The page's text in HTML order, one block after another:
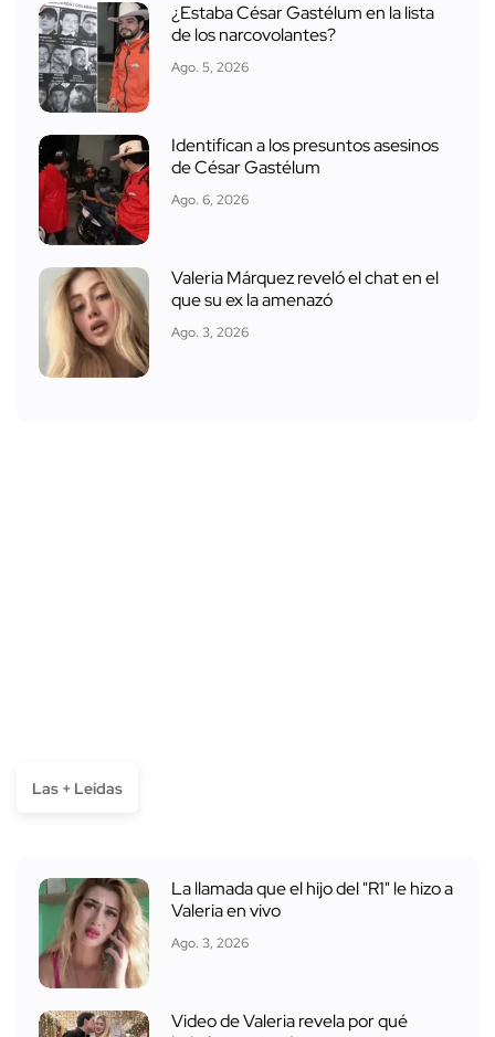
¿Estaba César Gastélum en la lista
de los narcovolantes?
Ago. 5, 2026
Identifican a los presuntos asesinos
de César Gastélum
Ago. 6, 2026
Valeria Márquez reveló el chat en el
que su ex la amenazó
Ago. 3, 2026
Las + Leídas
La llamada que el hijo del "R1" le hizo a
Valeria en vivo
Ago. 3, 2026
Video de Valeria revela por qué